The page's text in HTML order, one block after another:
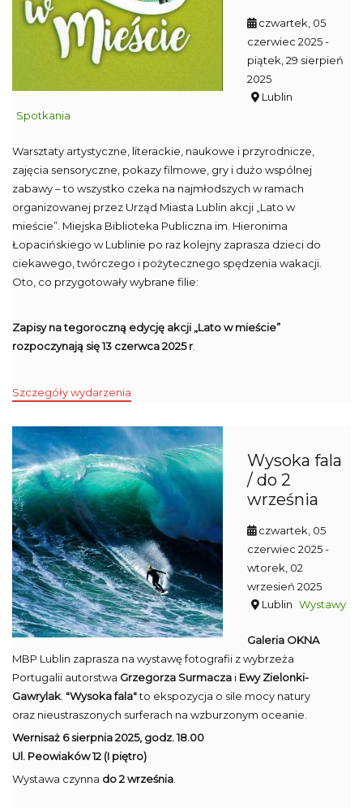
czwartek, 05
czerwiec 2025-
piątek, 29 sierpień
2025
Lublin
Spotkania
Warsztaty artystyczne, literackie, naukowe i przyrodnicze,
zajęcia sensoryczne, pokazy filmowe, gry i dużo wspólnej
zabawy – to wszystko czeka na najmłodszych w ramach
organizowanej przez Urząd Miasta Lublin akcji „Lato w
mieście”. Miejska Biblioteka Publiczna im. Hieronima
Łopacińskiego w Lublinie po raz kolejny zaprasza dzieci do
ciekawego, twórczego i pożytecznego spędzenia wakacji.
Oto, co przygotowały wybrane filie:
Zapisy na tegoroczną edycję akcji „Lato w mieście”
rozpoczynają się 13 czerwca 2025 r
Szczegóły wydarzenia
Wysoka fala
/ do 2
września
czwartek, 05
czerwiec 2025-
wtorek, 02
wrzesień 2025
Lublin Wystawy
Galeria OKNA
MBP Lublin zaprasza na wystawę fotografii z wybrzeża
Portugalii autorstwa Grzegorza Surmacza i Ewy Zielonki-
Gawrylak "Wysoka fala"to ekspozycja o sile mocy natury
oraz nieustraszonych surferach na wzburzonym oceanie.
Wernisaż 6 sierpnia 2025, godz. 18.00
Ul. Peowiaków 12 (I piętro)
Wystawa czynna do 2 września